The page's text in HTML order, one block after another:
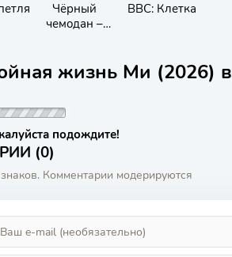
Чёрный
чемодан –
BBC: Клетка
жизнь Ми (2026) в
подождите!
(0)
Комментарии модерируются